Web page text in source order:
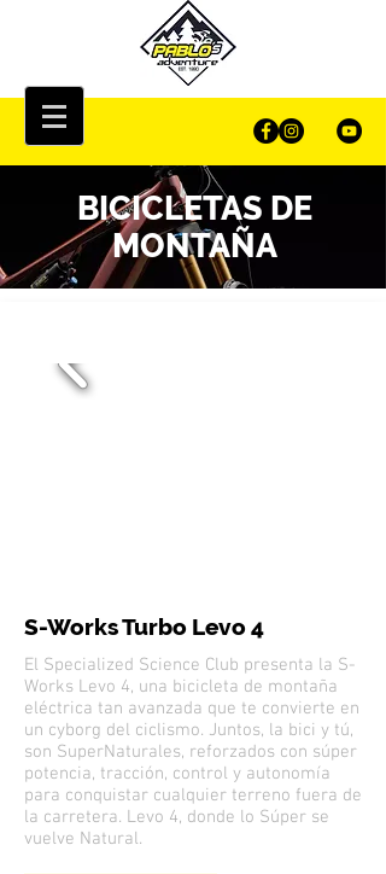
BICICLETAS DE
MONTAÑA
S-Works Turbo Levo 4
El Specialized Science Club presenta la S-
Works Levo 4, una bicicleta de montaña
eléctrica tan avanzada que te convierte en
un cyborg del ciclismo. Juntos, la bici y tú,
son SuperNaturales, reforzados con súper
potencia, tracción, control y autonomía
para conquistar cualquier terreno fuera de
la carretera. Levo 4, donde lo Súper se
vuelve Natural.